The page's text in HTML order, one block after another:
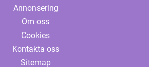
Annonsering
Om oss
Cookies
Kontakta oss
Sitemap